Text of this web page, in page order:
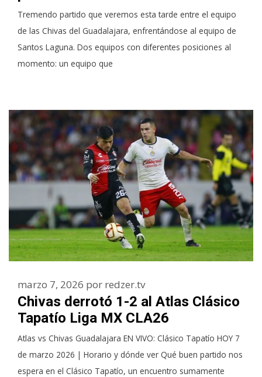
Tremendo partido que veremos esta tarde entre el equipo
de las Chivas del Guadalajara, enfrentándose al equipo de
Santos Laguna. Dos equipos con diferentes posiciones al
momento: un equipo que
Chivas derrotó 1-2 al Atlas Clásico
Tapatío Liga MX CLA26
marzo 7, 2026 por redzer.tv
Atlas vs Chivas Guadalajara EN VIVO: Clásico Tapatío HOY 7
de marzo 2026 | Horario y dónde ver Qué buen partido nos
espera en el Clásico Tapatío, un encuentro sumamente